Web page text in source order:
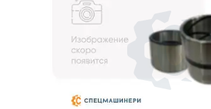
3D тур по производству
3D тур по складам
sksale@skdst.ru